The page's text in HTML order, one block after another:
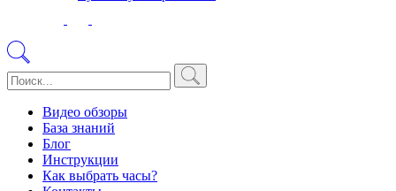
Видео обзоры
База знаний
Блог
Инструкции
Как выбрать часы?